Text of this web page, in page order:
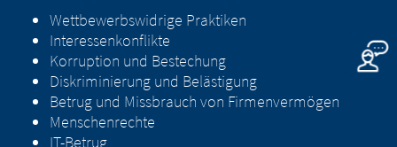
Wettbewerbswidrige Praktiken
Interessenkonflikte
Korruption und Bestechung
Diskriminierung und Belästigung
Betrug und Missbrauch von Firmenvermögen
Menschenrechte
IT-Betrug
CONTINUE TO